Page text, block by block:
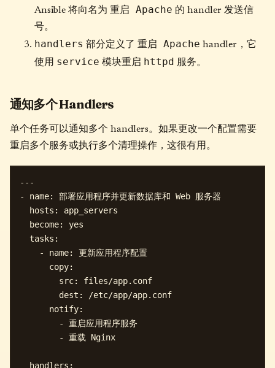
Ansible 将向名为 重启 Apache 的 handler 发送信
号。
handlers 部分定义了 重启 Apache handler，它
使用 service 模块重启 httpd 服务。
通知多个 Handlers
单个任务可以通知多个 handlers。如果更改一个配置需要
重启多个服务或执行多个清理操作，这很有用。
---
- name: 部署应用程序并更新数据库和 Web 服务器
  hosts: app_servers
  become: yes
  tasks:
    - name: 更新应用程序配置
      copy:
        src: files/app.conf
        dest: /etc/app/app.conf
      notify:
        - 重启应用程序服务
        - 重载 Nginx
  handlers: